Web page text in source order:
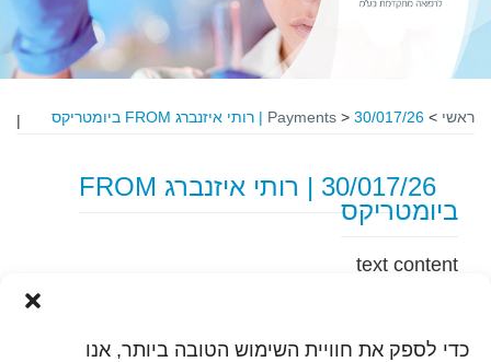
כדי לספק את חוויית השימוש הטובה ביותר, אנו
ראשי >
Payments > 30/017/26 | רותי איזנברג FROM ביומטריקס |
30/017/26 | רותי איזנברג FROM
ביומטריקס
text content